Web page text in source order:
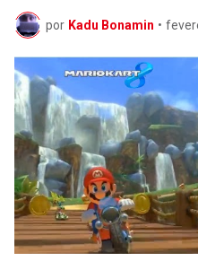
por Kadu Bonamin •